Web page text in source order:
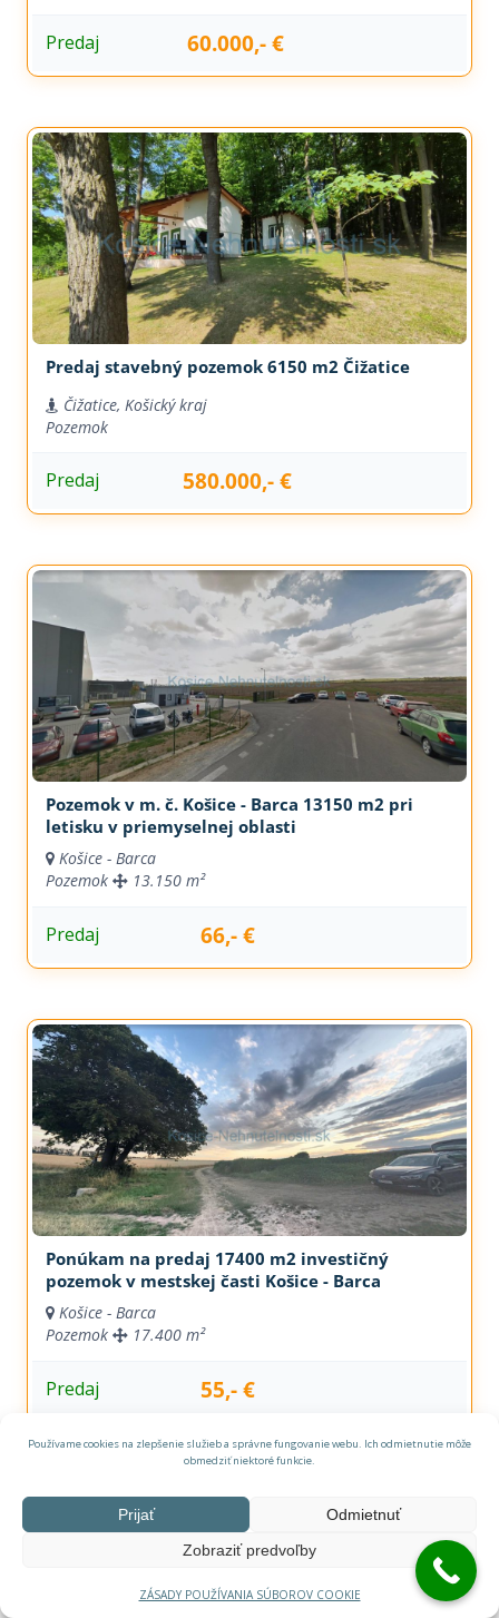
Používame cookies na zlepšenie služieb a správne fungovanie webu. Ich odmietnutie môže
obmedziť niektoré funkcie.
Prijať
Odmietnuť
Zobraziť predvoľby
ZÁSADY POUŽÍVANIA SÚBOROV COOKIE
Predaj 60.000,- €
Predaj stavebný pozemok 6150 m2 Čižatice
Čižatice, Košický kraj
Pozemok
Predaj 580.000,- €
Pozemok v m. č. Košice - Barca 13150 m2 pri
letisku v priemyselnej oblasti
Košice - Barca
Pozemok
13.150 m²
Predaj 66,- €
Ponúkam na predaj 17400 m2 investičný
pozemok v mestskej časti Košice - Barca
Košice - Barca
Pozemok
17.400 m²
Predaj 55,- €